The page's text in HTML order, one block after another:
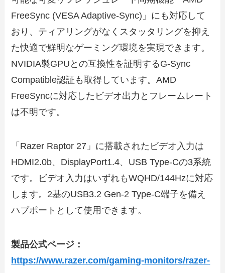
FreeSync (VESA Adaptive-Sync)」にも対応して
おり、ティアリングがなくスタッタリングを抑え
た快適で鮮明なゲーミング環境を実現できます。
NVIDIA製GPUとの互換性を証明するG-Sync
Compatible認証も取得しています。AMD
FreeSyncに対応したビデオ出力とフレームレート
は不明です。
「Razer Raptor 27」に搭載されたビデオ入力は
HDMI2.0b、DisplayPort1.4、USB Type-Cの3系統
です。ビデオ入力はいずれもWQHD/144Hzに対応
します。2基のUSB3.2 Gen-2 Type-C端子を備え
ハブポートとして使用できます。
製品公式ページ：
https://www.razer.com/gaming-monitors/razer-